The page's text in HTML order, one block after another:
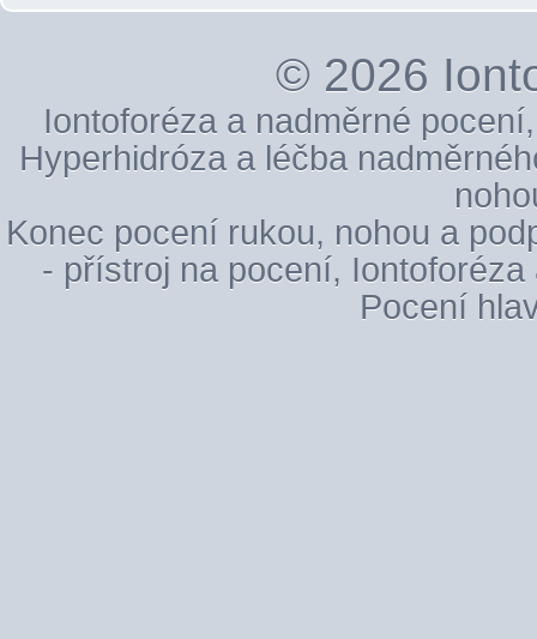
© 2026
Iontoforéza a nadměrné pocení
Hyperhidróza a léčba
Konec pocení rukou, nohou a
- přístroj na pocení, Iontoforéza
Pocení